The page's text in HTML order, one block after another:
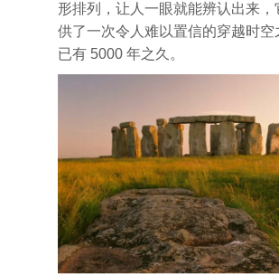
形排列，让人一眼就能辨认出来，
供了一次令人难以置信的穿越时空
已有 5000 年之久。